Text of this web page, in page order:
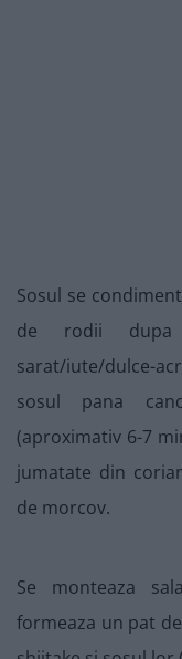
Sosul se
de rodii dupa
sarat/iute/dulce-
sosul pana
(aproximativ 6-7
jumatate din
de morcov.
Se monteaza
formeaza un pat